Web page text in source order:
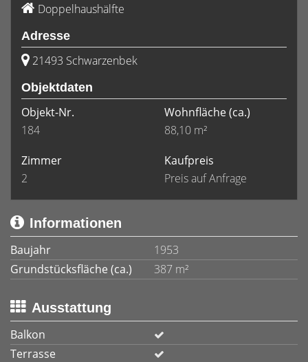
Doppelhaushälfte
Adresse
21493 Schwarzenbek
Objektdaten
Objekt-Nr.
184
Wohnfläche(ca.)
88,10 m²
Zimmer
2
Kaufpreis
Preis auf Anfrage
Informationen
Baujahr
1953
Grundstücksfläche (ca.)
387 m²
Ausstattung
Balkon
Terrasse